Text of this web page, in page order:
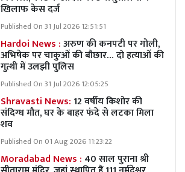
खिलाफ केस दर्ज
Published On 31 Jul 2026 12:51:51
Hardoi News :अरुण की कनपटी पर गोली,
अभिषेक पर चाकुओं की बौछार… दो हत्याओं की
गुत्थी में उलझी पुलिस
Published On 31 Jul 2026 12:05:25
Shravasti News:12 वर्षीय किशोर की
संदिग्ध मौत, घर के बाहर फंदे से लटका मिला
शव
Published On 01 Aug 2026 11:23:22
Moradabad News : 40 साल पुराना श्री